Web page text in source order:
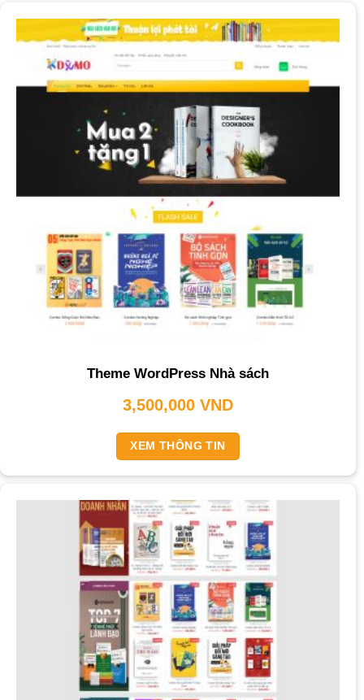
Theme WordPress Nhà sách
3,500,000 VND
XEM THÔNG TIN